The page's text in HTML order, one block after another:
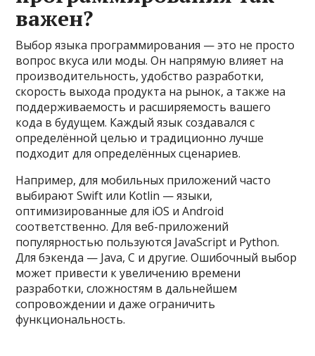
важен?
Выбор языка программирования — это не просто
вопрос вкуса или моды. Он напрямую влияет на
производительность, удобство разработки,
скорость выхода продукта на рынок, а также на
поддерживаемость и расширяемость вашего
кода в будущем. Каждый язык создавался с
определённой целью и традиционно лучше
подходит для определённых сценариев.
Например, для мобильных приложений часто
выбирают Swift или Kotlin — языки,
оптимизированные для iOS и Android
соответственно. Для веб-приложений
популярностью пользуются JavaScript и Python.
Для бэкенда — Java, C и другие. Ошибочный выбор
может привести к увеличению времени
разработки, сложностям в дальнейшем
сопровождении и даже ограничить
функциональность.